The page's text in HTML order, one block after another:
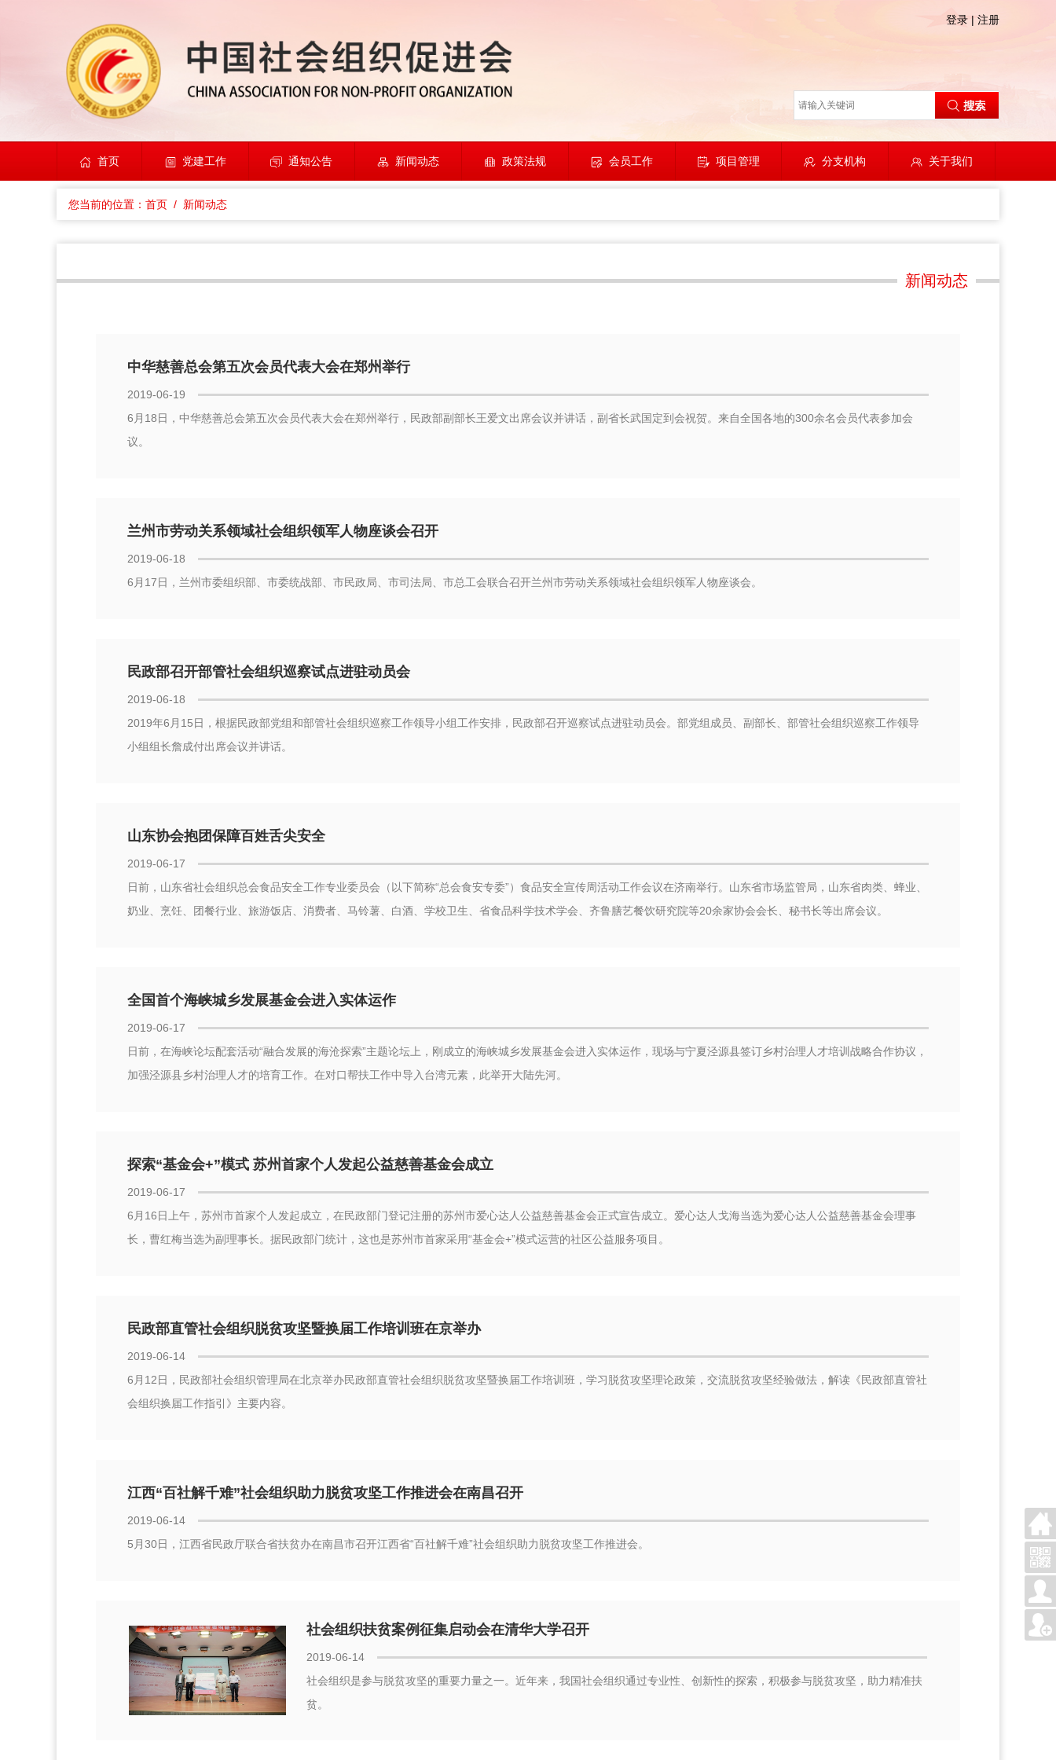
登录 | 注册
首页 党建工作 通知公告 新闻动态 政策法规 会员工作 项目管理 分支机构 关于我们
您当前的位置： 首页 / 新闻动态
新闻动态
中华慈善总会第五次会员代表大会在郑州举行
2019-06-19
6月18日，中华慈善总会第五次会员代表大会在郑州举行，民政部副部长王爱文出席会议并讲话，副省长武国定到会祝贺。来自全国各地的300余名会员代表参加会
议。
兰州市劳动关系领域社会组织领军人物座谈会召开
2019-06-18
6月17日，兰州市委组织部、市委统战部、市民政局、市司法局、市总工会联合召开兰州市劳动关系领域社会组织领军人物座谈会。
民政部召开部管社会组织巡察试点进驻动员会
2019-06-18
2019年6月15日，根据民政部党组和部管社会组织巡察工作领导小组工作安排，民政部召开巡察试点进驻动员会。部党组成员、副部长、部管社会组织巡察工作领导
小组组长詹成付出席会议并讲话。
山东协会抱团保障百姓舌尖安全
2019-06-17
日前，山东省社会组织总会食品安全工作专业委员会（以下简称“总会食安专委”）食品安全宣传周活动工作会议在济南举行。山东省市场监管局，山东省肉类、蜂业、
奶业、烹饪、团餐行业、旅游饭店、消费者、马铃薯、白酒、学校卫生、省食品科学技术学会、齐鲁膳艺餐饮研究院等20余家协会会长、秘书长等出席会议。
全国首个海峡城乡发展基金会进入实体运作
2019-06-17
日前，在海峡论坛配套活动“融合发展的海沧探索”主题论坛上，刚成立的海峡城乡发展基金会进入实体运作，现场与宁夏泾源县签订乡村治理人才培训战略合作协议，
加强泾源县乡村治理人才的培育工作。在对口帮扶工作中导入台湾元素，此举开大陆先河。
探索“基金会+”模式 苏州首家个人发起公益慈善基金会成立
2019-06-17
6月16日上午，苏州市首家个人发起成立，在民政部门登记注册的苏州市爱心达人公益慈善基金会正式宣告成立。爱心达人戈海当选为爱心达人公益慈善基金会理事
长，曹红梅当选为副理事长。据民政部门统计，这也是苏州市首家采用“基金会+”模式运营的社区公益服务项目。
民政部直管社会组织脱贫攻坚暨换届工作培训班在京举办
2019-06-14
6月12日，民政部社会组织管理局在北京举办民政部直管社会组织脱贫攻坚暨换届工作培训班，学习脱贫攻坚理论政策，交流脱贫攻坚经验做法，解读《民政部直管社
会组织换届工作指引》主要内容。
江西“百社解千难”社会组织助力脱贫攻坚工作推进会在南昌召开
2019-06-14
5月30日，江西省民政厅联合省扶贫办在南昌市召开江西省“百社解千难”社会组织助力脱贫攻坚工作推进会。
社会组织扶贫案例征集启动会在清华大学召开
2019-06-14
社会组织是参与脱贫攻坚的重要力量之一。近年来，我国社会组织通过专业性、创新性的探索，积极参与脱贫攻坚，助力精准扶
贫。